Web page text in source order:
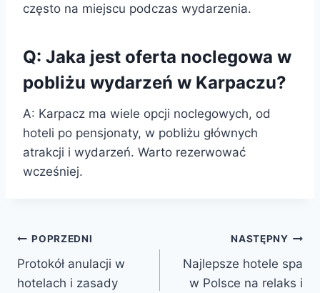
często na miejscu podczas wydarzenia.
Q: Jaka jest oferta noclegowa w
pobliżu wydarzeń w Karpaczu?
A: Karpacz ma wiele opcji noclegowych, od
hoteli po pensjonaty, w pobliżu głównych
atrakcji i wydarzeń. Warto rezerwować
wcześniej.
Nawigacja
wpisu
POPRZEDNI
Protokół anulacji w
hotelach i zasady
NASTĘPNY
Najlepsze hotele spa
w Polsce na relaks i